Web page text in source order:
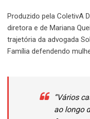
Produzido pela ColetivA
diretora e de Mariana
trajetória da advogada
Família defendendo
“Vários
ao longo